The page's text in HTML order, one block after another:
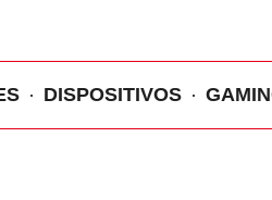
DISPOSITIVOS